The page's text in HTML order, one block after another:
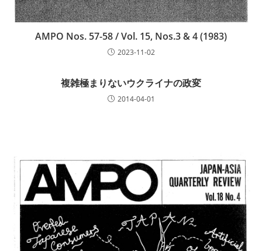
AMPO Nos. 57-58 / Vol. 15, Nos.3 & 4 (1983)
2023-11-02
複雑極まりないウクライナの政変
2014-04-01